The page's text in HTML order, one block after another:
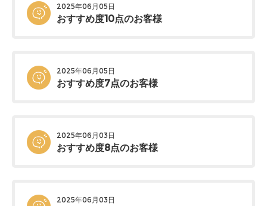
2025年06月05日
おすすめ度10点のお客様
2025年06月05日
おすすめ度7点のお客様
2025年06月03日
おすすめ度8点のお客様
2025年06月03日